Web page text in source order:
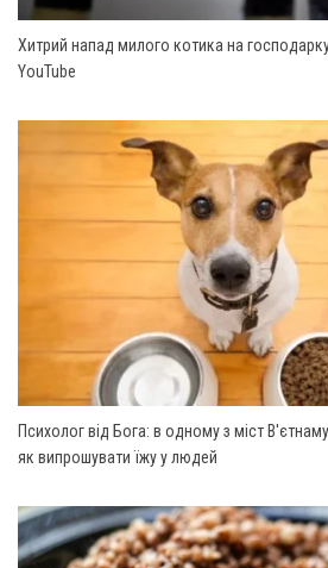
Хитрий напад милого котика на
YouTube
Психолог від Бога: в одному з міст
як випрошувати їжу у людей